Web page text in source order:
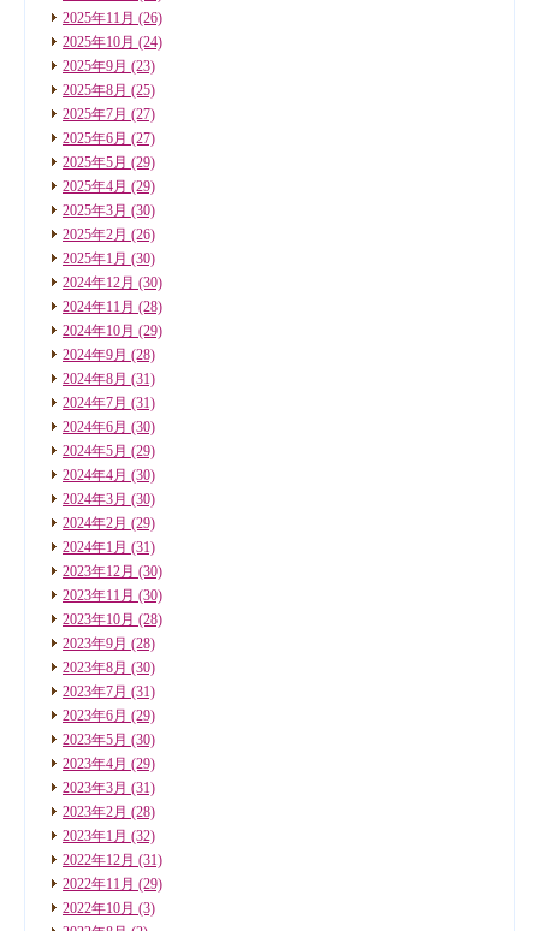
2025年11月 (26)
2025年10月 (24)
2025年9月 (23)
2025年8月 (25)
2025年7月 (27)
2025年6月 (27)
2025年5月 (29)
2025年4月 (29)
2025年3月 (30)
2025年2月 (26)
2025年1月 (30)
2024年12月 (30)
2024年11月 (28)
2024年10月 (29)
2024年9月 (28)
2024年8月 (31)
2024年7月 (31)
2024年6月 (30)
2024年5月 (29)
2024年4月 (30)
2024年3月 (30)
2024年2月 (29)
2024年1月 (31)
2023年12月 (30)
2023年11月 (30)
2023年10月 (28)
2023年9月 (28)
2023年8月 (30)
2023年7月 (31)
2023年6月 (29)
2023年5月 (30)
2023年4月 (29)
2023年3月 (31)
2023年2月 (28)
2023年1月 (32)
2022年12月 (31)
2022年11月 (29)
2022年10月 (3)